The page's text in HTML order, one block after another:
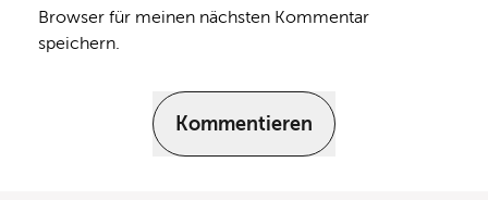
Browser für meinen nächsten Kommentar
speichern.
Kommentieren